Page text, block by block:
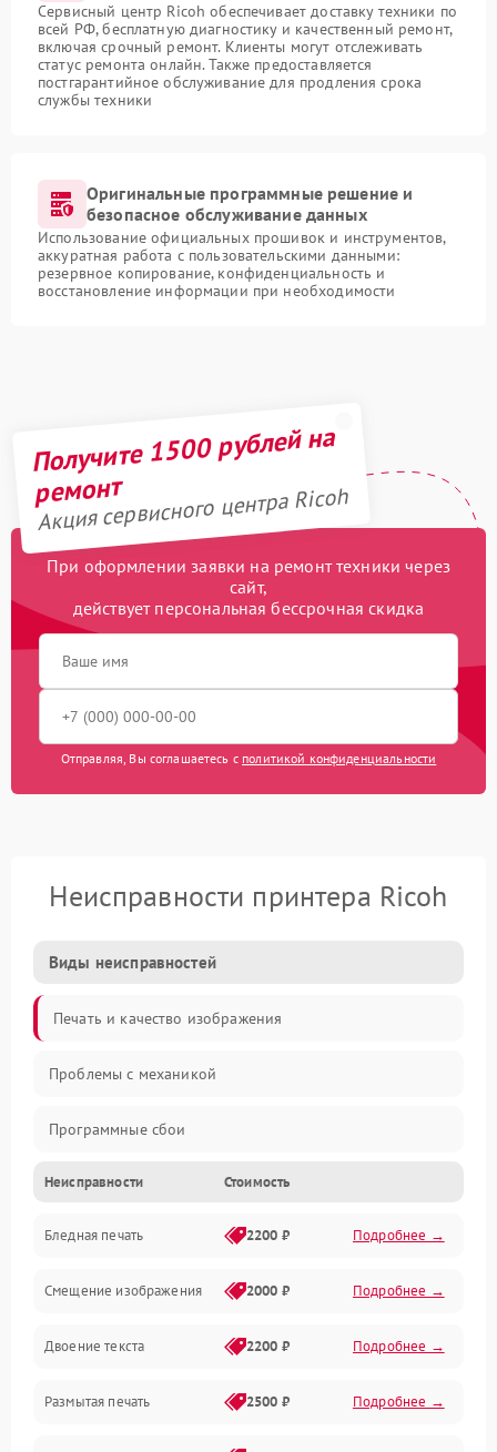
Сервисный центр Ricoh обеспечивает доставку техники по
всей РФ, бесплатную диагностику и качественный ремонт,
включая срочный ремонт. Клиенты могут отслеживать
статус ремонта онлайн. Также предоставляется
постгарантийное обслуживание для продления срока
службы техники
Оригинальные программные решение и
безопасное обслуживание данных
Использование официальных прошивок и инструментов,
аккуратная работа с пользовательскими данными:
резервное копирование, конфиденциальность и
восстановление информации при необходимости
Получите 1500 рублей на
ремонт
Акция сервисного центра Ricoh
При оформлении заявки на ремонт техники через
сайт,
действует персональная бессрочная скидка
Отправляя, Вы соглашаетесь с политикой конфиденциальности
Неисправности принтера Ricoh
Виды неисправностей
Печать и качество изображения
Проблемы с механикой
Программные сбои
Программные ошибки
Картриджи и расходники
Механика и узлы
Подключение и интерфейсы
Панель управления и индикация
Неисправности Стоимость
Бледная печать 2200 ₽ Подробнее →
Смещение изображения 2000 ₽ Подробнее →
Двоение текста 2200 ₽ Подробнее →
Размытая печать 2500 ₽ Подробнее →